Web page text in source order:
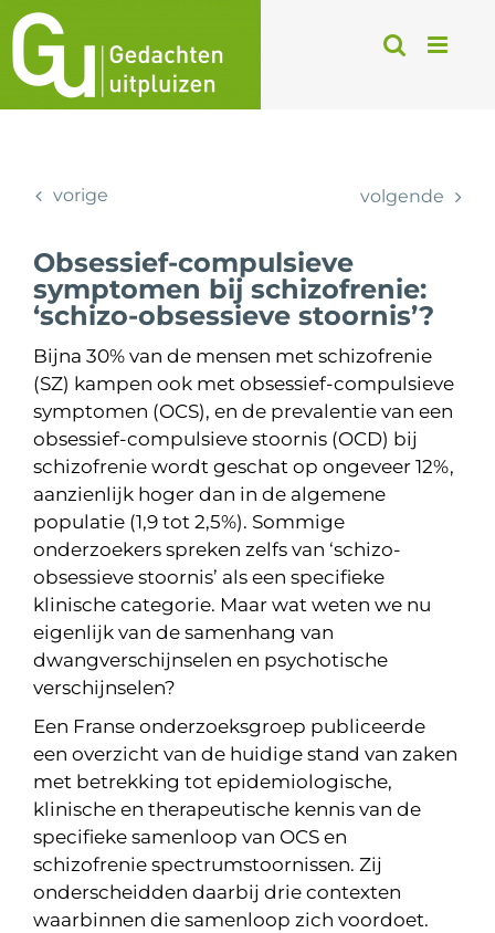
Ga
naar
inhoud
vorige volgende
Obsessief-compulsieve
symptomen bij schizofrenie:
‘schizo-obsessieve stoornis’?
Bijna 30% van de mensen met schizofrenie
(SZ) kampen ook met obsessief-compulsieve
symptomen (OCS), en de prevalentie van een
obsessief-compulsieve stoornis (OCD) bij
schizofrenie wordt geschat op ongeveer 12%,
aanzienlijk hoger dan in de algemene
populatie (1,9 tot 2,5%). Sommige
onderzoekers spreken zelfs van ‘schizo-
obsessieve stoornis’ als een specifieke
klinische categorie. Maar wat weten we nu
eigenlijk van de samenhang van
dwangverschijnselen en psychotische
verschijnselen?
Een Franse onderzoeksgroep publiceerde
een overzicht van de huidige stand van zaken
met betrekking tot epidemiologische,
klinische en therapeutische kennis van de
specifieke samenloop van OCS en
schizofrenie spectrumstoornissen. Zij
onderscheidden daarbij drie contexten
waarbinnen die samenloop zich voordoet.